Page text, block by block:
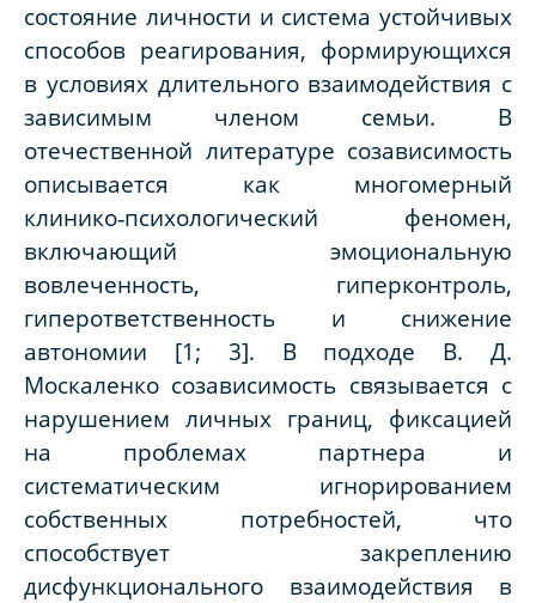
состояние личности и система устойчивых
способов реагирования, формирующихся
в условиях длительного взаимодействия с
зависимым членом семьи. В
отечественной литературе созависимость
описывается как многомерный
клинико‑психологический феномен,
включающий эмоциональную
вовлеченность, гиперконтроль,
гиперответственность и снижение
автономии [1; 3]. В подходе В. Д.
Москаленко созависимость связывается с
нарушением личных границ, фиксацией
на проблемах партнера и
систематическим игнорированием
собственных потребностей, что
способствует закреплению
дисфункционального взаимодействия в